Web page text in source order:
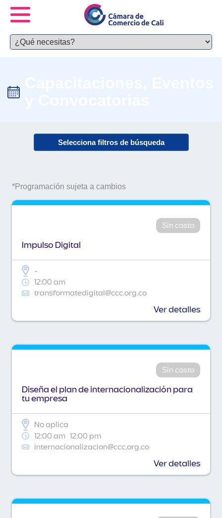
Selecciona filtros de búsqueda
*Programación sujeta a cambios
Sin costo
Impulso Digital
-
12:00 am
transformatedigital@ccc.org.co
Ver detalles
Sin costo
Diseña el plan de internacionalización para
tu empresa
No aplica
12:00 am 12:00 pm
internacionalizacion@ccc.org.co
Ver detalles